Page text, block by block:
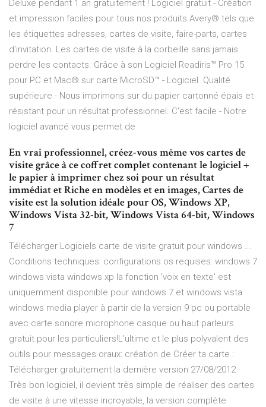
Deluxe pendant 1 an gratuitement ! Logiciel gratuit - Création
et impression faciles pour tous nos produits Avery® tels que
les étiquettes adresses, cartes de visite, faire-parts, cartes
d'invitation. Les cartes de visite à la corbeille sans jamais
perdre les contacts. Grâce à son Logiciel Readiris™ Pro 15
pour PC et Mac® sur carte MicroSD™ - Logiciel Qualité
supérieure - Nous imprimons sur du papier cartonné épais et
résistant pour un résultat professionnel. C'est facile - Notre
logiciel avancé vous permet de
En vrai professionnel, créez-vous même vos cartes de
visite grâce à ce coffret complet contenant le logiciel +
le papier à imprimer chez soi pour un résultat
immédiat et Riche en modèles et en images, Cartes de
visite est la solution idéale pour OS, Windows XP,
Windows Vista 32-bit, Windows Vista 64-bit, Windows
7
Télécharger Logiciels carte de visite gratuit pour windows ...
Conditions techniques: configurations os requises: windows 7
windows vista windows xp la fonction 'voix en texte' est
uniquemment disponible pour windows 7 et windows vista
windows media player à partir de la version 9 pc ou portable
avec carte sonore microphone casque ou haut parleurs
gratuit pour les particuliers!L'ultime et le plus polyvalent des
outils pour messages oraux: création de Créer ta carte :
Télécharger gratuitement la dernière version 27/08/2012 ·
Très bon logiciel, il devient très simple de réaliser des cartes
de visite à une vitesse incroyable, la version complète